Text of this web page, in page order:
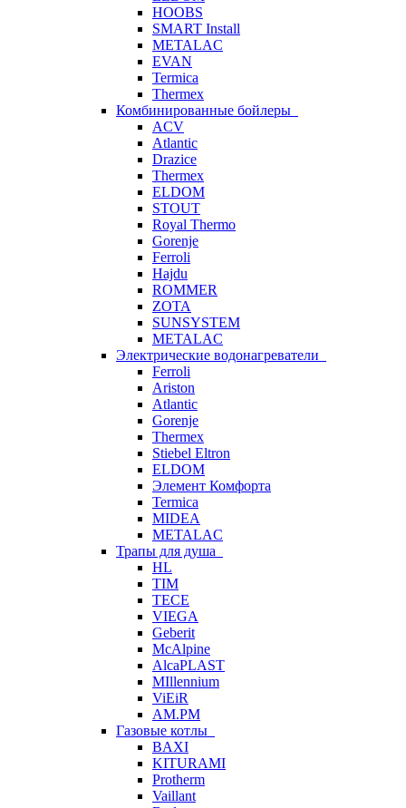
HOOBS
SMART Install
METALAC
EVAN
Termica
Thermex
Комбинированные бойлеры
ACV
Atlantic
Drazice
Thermex
ELDOM
STOUT
Royal Thermo
Gorenje
Ferroli
Hajdu
ROMMER
ZOTA
SUNSYSTEM
METALAC
Электрические водонагреватели
Ferroli
Ariston
Atlantic
Gorenje
Thermex
Stiebel Eltron
ELDOM
Элемент Комфорта
Termica
MIDEA
METALAC
Трапы для душа
HL
TIM
TECE
VIEGA
Geberit
McAlpine
AlcaPLAST
MIllennium
ViEiR
AM.PM
Газовые котлы
BAXI
KITURAMI
Protherm
Vaillant